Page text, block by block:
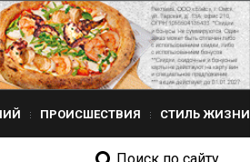
ПРОИСШЕСТВИЯ СТИЛЬ ЖИЗНИ